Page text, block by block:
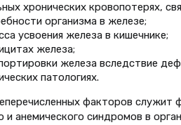
хронических кровопотерях,
организма в железе;
усвоения железа в кишечнике;
железа;
железа вследствие
патологиях.
факторов служит
и анемического синдромов в